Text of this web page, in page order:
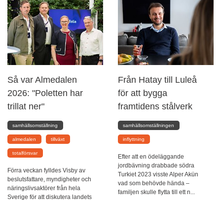
Så var Almedalen
2026: "Poletten har
trillat ner"
samhällsomställning
almedalen tillväxt
totalförsvar
Förra veckan fylldes Visby av
beslutsfattare, myndigheter och
näringslivsaktörer från hela
Sverige för att diskutera landets
Från Hatay till Luleå
för att bygga
framtidens stålverk
samhällsomställningen
inflyttning
Efter att en ödeläggande
jordbävning drabbade södra
Turkiet 2023 visste Alper Akün
vad som behövde hända –
familjen skulle flytta till ett n...